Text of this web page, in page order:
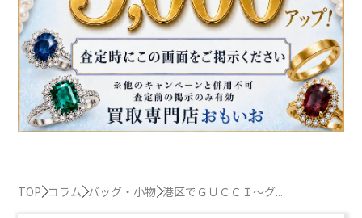
TOP コラム バッグ・小物 港区でＧＵＣＣＩ～グ...